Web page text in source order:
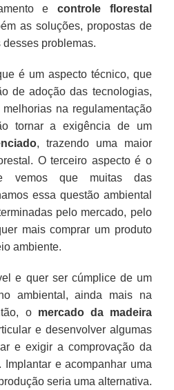
e controle florestal
as soluções, propostas de
problemas.
é um aspecto técnico, que
de adoção das tecnologias,
na regulamentação
tornar a exigência de um
, trazendo uma maior
O terceiro aspecto é o
vemos que muitas das
essa questão ambiental
pelo mercado, pelo
mais comprar um produto
ambiente.
e quer ser cúmplice de um
ambiental, ainda mais na
o mercado da madeira
e desenvolver algumas
e exigir a comprovação da
Implantar e acompanhar uma
seria uma alternativa.